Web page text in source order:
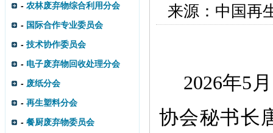
- 农林废弃物综合利用分会
- 国际合作专业委员会
- 技术协作委员会
- 电子废弃物回收处理分会
- 废纸分会
- 再生塑料分会
- 餐厨废弃物委员会
来源： 中国再
2026年5
协会秘书长